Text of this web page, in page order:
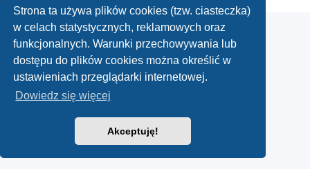
Strona ta używa plików cookies (tzw. ciasteczka)
w celach statystycznych, reklamowych oraz
funkcjonalnych. Warunki przechowywania lub
dostępu do plików cookies można określić w
ustawieniach przeglądarki internetowej.
Dowiedz się więcej
Akceptuję!
Polski pakiet językowy dostarcza
phpBB.pl